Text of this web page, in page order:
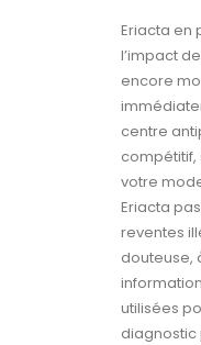
Eriacta en
l’impact
encore
centre
compétitif,
votre
Eriacta
reventes
douteuse,
utilisées
diagnostic